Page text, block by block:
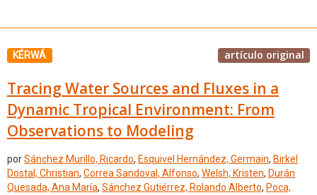
KÉRWÁ artículo original
Tracing Water Sources and Fluxes in a
Dynamic Tropical Environment: From
Observations to Modeling
porSánchez Murillo, Ricardo, Esquivel Hernández, Germain, Birkel
Dostal, Christian, Correa Sandoval, Alfonso, Welsh, Kristen, Durán
Quesada, Ana María, Sánchez Gutiérrez, Rolando Alberto, Poca,